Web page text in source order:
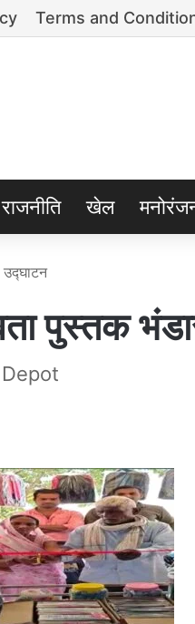
Terms and
राजनीति खेल
पुस्तक